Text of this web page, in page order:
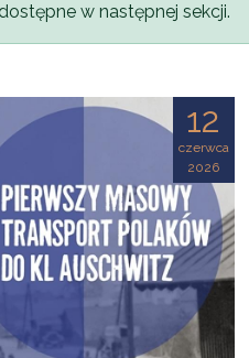
w następnej sekcji.
12
czerwca
2026